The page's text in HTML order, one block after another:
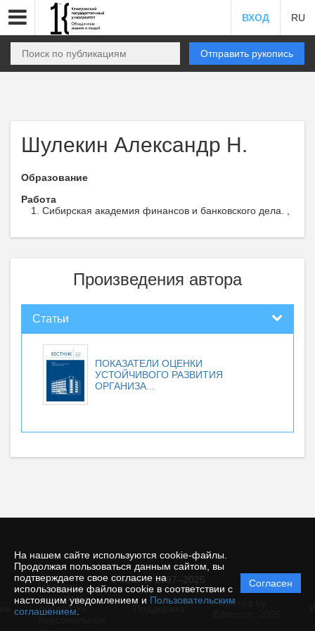
На нашем сайте используются cookie-файлы.
Продолжая пользоваться данным сайтом, вы
подтверждаете свое согласие на
использование файлов cookie в соответствии с
настоящим уведомлением и Пользовательским
соглашением
Согласен
ВХОД RU
Отправить рукопись
Шулекин Александр Н.
Образование
Работа
Сибирская академия финансов и банковского дела. ,
Произведения автора
Статьи
ПОКАЗАТЕЛИ ОЦЕНКИ
УСТОЙЧИВОГО РАЗВИТИЯ
ОРГАНИЗА...
© КемГУ, 1997–2025
Политика
защиты и
обработки
Powered by